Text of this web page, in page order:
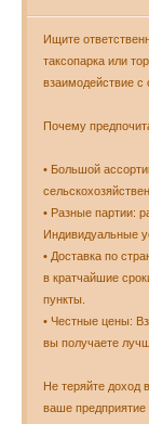
Ищите
таксопарка или
взаимодействие с
Почему
• Большой
• Разные партии:
Индивидуальные
• Доставка по
в кратчайшие
пункты.
• Честные цены:
вы получаете
Не теряйте доход
ваше